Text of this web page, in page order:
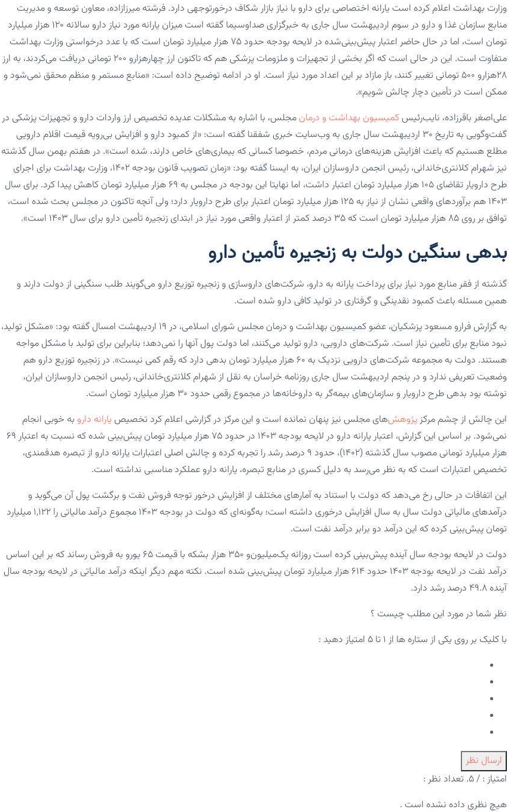
وزارت بهداشت اعلام کرده است ‌یارانه اختصاصی برای دارو با نیاز بازار شکاف درخورتوجهی دارد. فرشته میرزازاده، معاون توسعه و مدیریت
منابع سازمان غذا و دارو در سوم اردیبهشت سال جاری به خبرگزاری صداوسیما گفته است‌ میزان یارانه مورد نیاز دارو سالانه ۱۲۰ هزار میلیارد
تومان است، اما در حال حاضر اعتبار پیش‌بینی‌شده در لایحه بودجه‌ حدود ۷۵ هزار میلیارد تومان است که با عدد درخواستی وزارت بهداشت
متفاوت است. این در حالی است که اگر بخشی از تجهیزات و ملزومات پزشکی هم که تاکنون ارز چهارهزارو ۲۰۰ تومانی دریافت می‌کردند، به ارز
۲۸‌هزارو ۵۰۰ تومانی تغییر کنند، باز مازاد بر این اعداد مورد نیاز است. او در ادامه توضیح داده است: «منابع مستمر و منظم محقق نمی‌شود و
ممکن است در تأمین دچار چالش شویم».
علی‌اصغر باقرزاده، نایب‌رئیس کمیسیون بهداشت و درمان مجلس، با اشاره به مشکلات عدیده تخصیص ارز واردات دارو و تجهیزات پزشکی در
گفت‌وگویی به تاریخ ۳۰ اردیبهشت سال جاری به وب‌سایت خبری شفقنا گفته است: «از کمبود دارو و افزایش بی‌رویه قیمت اقلام دارویی
مطلع هستیم که باعث افزایش هزینه‌های درمانی مردم، خصوصا کسانی که بیماری‌های خاص دارند، شده است». در هفتم بهمن سال گذشته
نیز شهرام کلانتری‌خاندانی، رئیس انجمن داروسازان ایران، به ایسنا گفته بود: «زمان تصویب قانون بودجه ۱۴۰۲، وزارت بهداشت برای اجرای
طرح دارویار تقاضای ۱۰۵ هزار میلیارد تومان اعتبار داشت، اما نهایتا این بودجه در مجلس به ۶۹ هزار میلیارد تومان کاهش پیدا کرد. برای سال
۱۴۰۳ هم برآوردهای واقعی نشان از نیاز به ۱۲۵ هزار میلیارد تومان اعتبار برای طرح دارویار دارد؛ ولی آنچه تاکنون در مجلس بحث شده است،
توافق بر روی ۸۵ هزار میلیارد تومان است که ۳۵ درصد کمتر از اعتبار واقعی مورد نیاز در ابتدای زنجیره تأمین دارو برای سال ۱۴۰۳ است».
بدهی سنگین دولت به زنجیره تأمین دارو
گذشته از فقر منابع مورد نیاز برای پرداخت یارانه به دارو، شرکت‌های داروسازی و زنجیره توزیع دارو می‌گویند طلب سنگینی از دولت دارند و
همین مسئله باعث کمبود نقدینگی و گرفتاری در تولید کافی دارو شده است.
به گزارش فرارو مسعود پزشکیان، عضو کمیسیون بهداشت و درمان مجلس شورای اسلامی، در ۱۹ اردیبهشت امسال گفته بود: «مشکل تولید،
نبود منابع برای تأمین نیاز است. شرکت‌های دارویی، دارو تولید می‌کنند، اما دولت پول آنها را نمی‌دهد؛ بنابراین برای تولید با مشکل مواجه
هستند. دولت به مجموعه شرکت‌های دارویی‌ نزدیک به ۶۰ هزار میلیارد تومان بدهی دارد که رقم کمی نیست». در زنجیره توزیع دارو هم
وضعیت تعریفی ندارد و در پنجم اردیبهشت سال جاری روزنامه خراسان به نقل از شهرام کلانتری‌خاندانی، رئیس انجمن داروسازان ایران،
نوشته بود بدهی طرح دارویار و سازمان‌های بیمه‌گر به داروخانه‌ها در مجموع رقمی حدود ۳۰ هزار میلیارد تومان است.
این چالش از چشم مرکز پژوهش‌های مجلس نیز پنهان نمانده است و این مرکز در گزارشی اعلام کرد تخصیص یارانه دارو به خوبی انجام
نمی‌شود. بر اساس این گزارش، اعتبار یارانه دارو در لایحه بودجه ۱۴۰۳ در حدود ۷۵ هزار میلیارد تومان پیش‌بینی شده‌ که نسبت به اعتبار ۶۹
هزار میلیارد تومانی مصوب سال گذشته‌ (۱۴۰۲)‌، حدود ۹ درصد رشد را تجربه کرده و چالش اصلی اعتبارات یارانه دارو از تبصره هدفمندی،
تخصیص اعتبارات است که به نظر می‌رسد به دلیل کسری در منابع تبصره، یارانه دارو عملکرد مناسبی نداشته است.
این اتفاقات در حالی رخ می‌دهد که دولت با استناد به آمارهای مختلف از افزایش درخور توجه فروش نفت و برگشت پول آن می‌گوید و
درآمدهای مالیاتی دولت سال به سال افزایش درخوری داشته است؛ به‌گونه‌ای که دولت در بودجه ۱۴۰۳ مجموع درآمد مالیاتی را ۱,۱۲۲ میلیارد
تومان پیش‌بینی کرده که این درآمد دو برابر درآمد نفت است.
دولت در لایحه بودجه سال آینده پیش‌بینی کرده است روزانه یک‌میلیون‌و ۳۵۰ هزار بشکه با قیمت ۶۵ یورو به فروش رساند که بر این اساس
درآمد نفت در لایحه بودجه ۱۴۰۳ حدود ۶۱۴ هزار میلیارد تومان پیش‌بینی شده است. نکته مهم دیگر اینکه درآمد مالیاتی در لایحه بودجه سال
آینده ۴۹.۸ درصد رشد دارد.
نظر شما در مورد این مطلب چیست ؟
با کلیک بر روی یکی از ستاره ها از ۱ تا ۵ امتیاز دهید :
ارسال نظر
امتیاز : / ۵. تعداد نظر :
هیچ نظری داده نشده است .